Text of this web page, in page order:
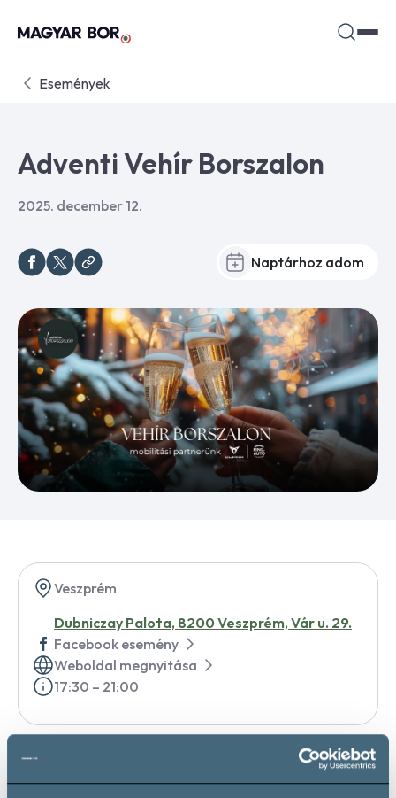
Események
Adventi Vehír Borszalon
2025. december 12.
Naptárhoz adom
Veszprém
Dubniczay Palota, 8200 Veszprém, Vár u. 29.
Facebook esemény
Weboldal megnyitása
17:30 – 21:00
Az Adventi időszakban az ünnepre készülődve pezsgőkkel